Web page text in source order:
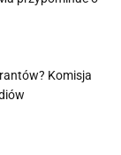
Komisja